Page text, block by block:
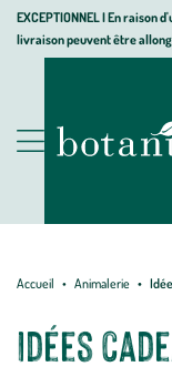
Aller
Aller
au
Aller
au
page
EXCEPTIONNEL I En raison
livraison peuvent être
Nos
animalerie,
décoration,
botanic®
Accueil Animalerie
Idées